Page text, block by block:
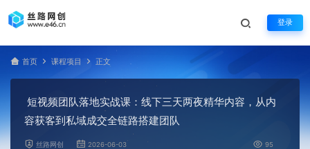
登录
首页 课程项目 正文
短视频团队落地实战课：线下三天两夜精华内容，从内
容获客到私域成交全链路搭建团队
丝路网创 2026-06-03 95